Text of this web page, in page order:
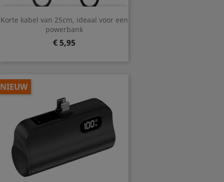
Korte kabel van 25cm, ideaal voor een
powerbank
Prijs
€ 5,95
NIEUW